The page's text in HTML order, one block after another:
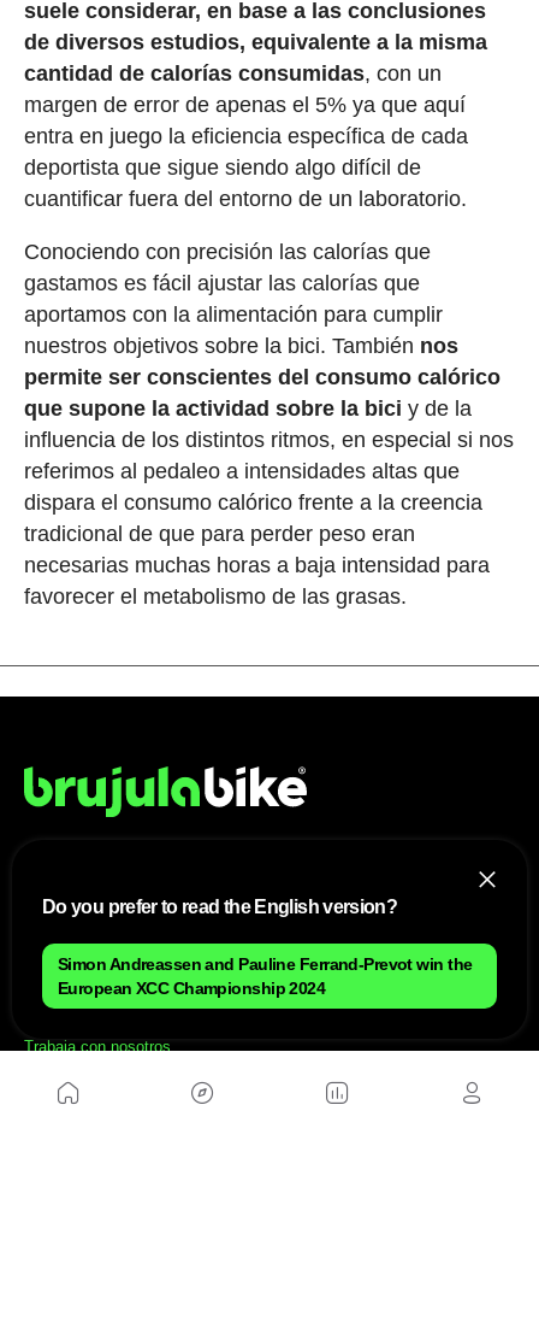
suele considerar, en base a las conclusiones
de diversos estudios, equivalente a la misma
cantidad de calorías consumidas, con un
margen de error de apenas el 5% ya que aquí
entra en juego la eficiencia específica de cada
deportista que sigue siendo algo difícil de
cuantificar fuera del entorno de un laboratorio.
Conociendo con precisión las calorías que
gastamos es fácil ajustar las calorías que
aportamos con la alimentación para cumplir
nuestros objetivos sobre la bici. También nos
permite ser conscientes del consumo calórico
que supone la actividad sobre la bici y de la
influencia de los distintos ritmos, en especial si nos
referimos al pedaleo a intensidades altas que
dispara el consumo calórico frente a la creencia
tradicional de que para perder peso eran
necesarias muchas horas a baja intensidad para
favorecer el metabolismo de las grasas.
Aviso Legal
Anúnciate con nosotros
Política de cookies
Política de privacidad
Trabaja con nosotros
WEBS AMIGAS
Do you prefer to read the English version?
Simon Andreassen and Pauline Ferrand-Prevot win the
European XCC Championship 2024